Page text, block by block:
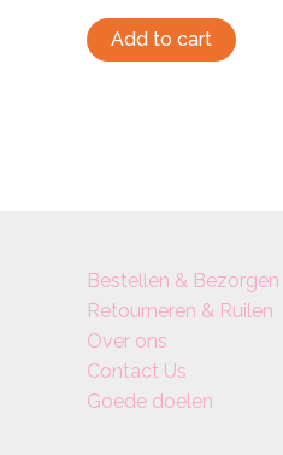
Add to cart
Bestellen & Bezorgen
Retourneren & Ruilen
Over ons
Contact Us
Goede doelen